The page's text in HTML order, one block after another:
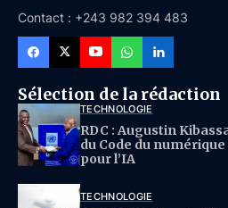
Contact : +243 982 394 483
Sélection de la rédaction
TECHNOLOGIE
RDC : Augustin
du Code du
pour l’IA
TECHNOLOGIE